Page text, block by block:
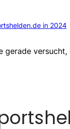
in 2024
gerade